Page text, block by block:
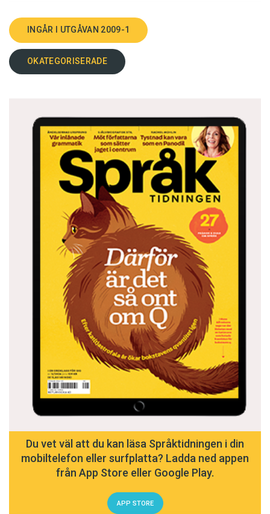
INGÅR I UTGÅVAN 2009-1
OKATEGORISERADE
Du vet väl att du kan läsa Språktidningen i din
mobiltelefon eller surfplatta? Ladda ned appen
från App Store eller Google Play.
APP STORE